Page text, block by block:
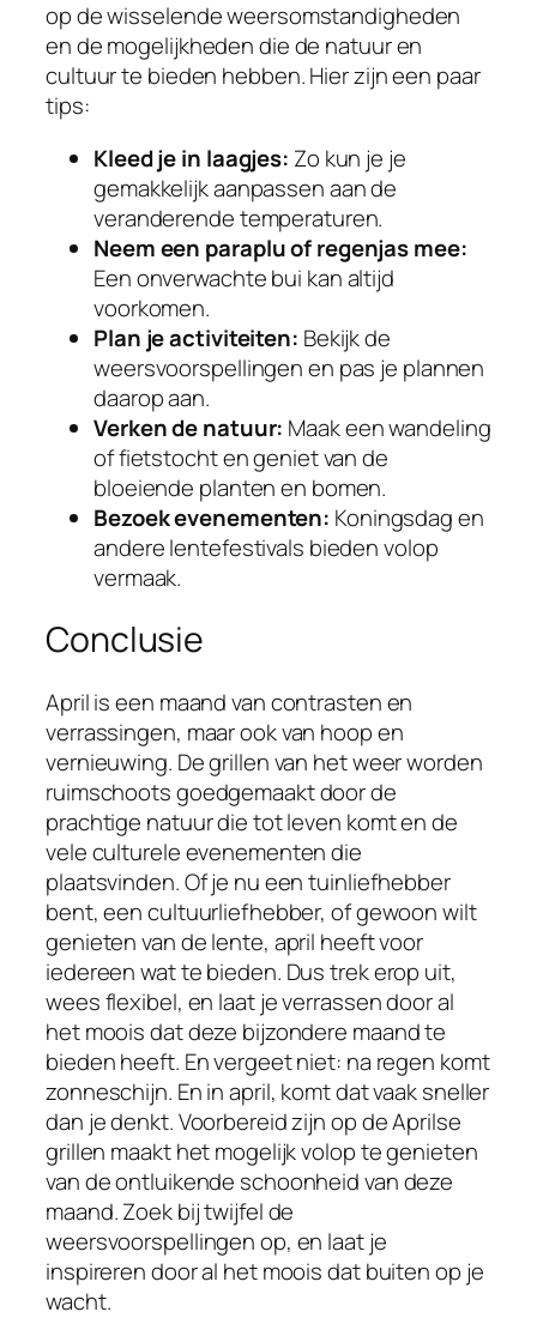
op de wisselende weersomstandigheden
en de mogelijkheden die de natuur en
cultuur te bieden hebben. Hier zijn een paar
tips:
Kleed je in laagjes: Zo kun je je
gemakkelijk aanpassen aan de
veranderende temperaturen.
Neem een paraplu of regenjas mee:
Een onverwachte bui kan altijd
voorkomen.
Plan je activiteiten: Bekijk de
weersvoorspellingen en pas je plannen
daarop aan.
Verken de natuur: Maak een wandeling
of fietstocht en geniet van de
bloeiende planten en bomen.
Bezoek evenementen: Koningsdag en
andere lentefestivals bieden volop
vermaak.
Conclusie
April is een maand van contrasten en
verrassingen, maar ook van hoop en
vernieuwing. De grillen van het weer worden
ruimschoots goedgemaakt door de
prachtige natuur die tot leven komt en de
vele culturele evenementen die
plaatsvinden. Of je nu een tuinliefhebber
bent, een cultuurliefhebber, of gewoon wilt
genieten van de lente, april heeft voor
iedereen wat te bieden. Dus trek erop uit,
wees flexibel, en laat je verrassen door al
het moois dat deze bijzondere maand te
bieden heeft. En vergeet niet: na regen komt
zonneschijn. En in april, komt dat vaak sneller
dan je denkt. Voorbereid zijn op de Aprilse
grillen maakt het mogelijk volop te genieten
van de ontluikende schoonheid van deze
maand. Zoek bij twijfel de
weersvoorspellingen op, en laat je
inspireren door al het moois dat buiten op je
wacht.